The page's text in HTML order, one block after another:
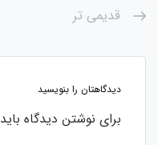
قدیمی تر
دیدگاهتان را بنویسید
برای نوشتن دیدگاه باید